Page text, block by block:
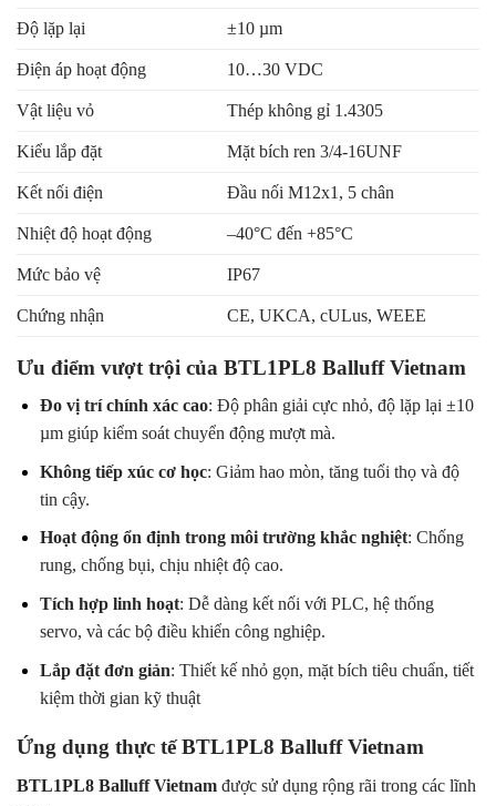
Độ lặp lại ±10 µm
Điện áp hoạt động 10…30 VDC
Vật liệu vỏ Thép không gỉ 1.4305
Kiểu lắp đặt Mặt bích ren 3/4-16UNF
Kết nối điện Đầu nối M12x1, 5 chân
Nhiệt độ hoạt động –40°C đến +85°C
Mức bảo vệ IP67
Chứng nhận CE, UKCA, cULus, WEEE
Ưu điểm vượt trội của BTL1PL8 Balluff Vietnam
Đo vị trí chính xác cao: Độ phân giải cực nhỏ, độ lặp lại ±10
µm giúp kiểm soát chuyển động mượt mà.
Không tiếp xúc cơ học: Giảm hao mòn, tăng tuổi thọ và độ
tin cậy.
Hoạt động ổn định trong môi trường khắc nghiệt: Chống
rung, chống bụi, chịu nhiệt độ cao.
Tích hợp linh hoạt: Dễ dàng kết nối với PLC, hệ thống
servo, và các bộ điều khiển công nghiệp.
Lắp đặt đơn giản: Thiết kế nhỏ gọn, mặt bích tiêu chuẩn, tiết
kiệm thời gian kỹ thuật
Ứng dụng thực tế BTL1PL8 Balluff Vietnam
BTL1PL8 Balluff Vietnam được sử dụng rộng rãi trong các lĩnh